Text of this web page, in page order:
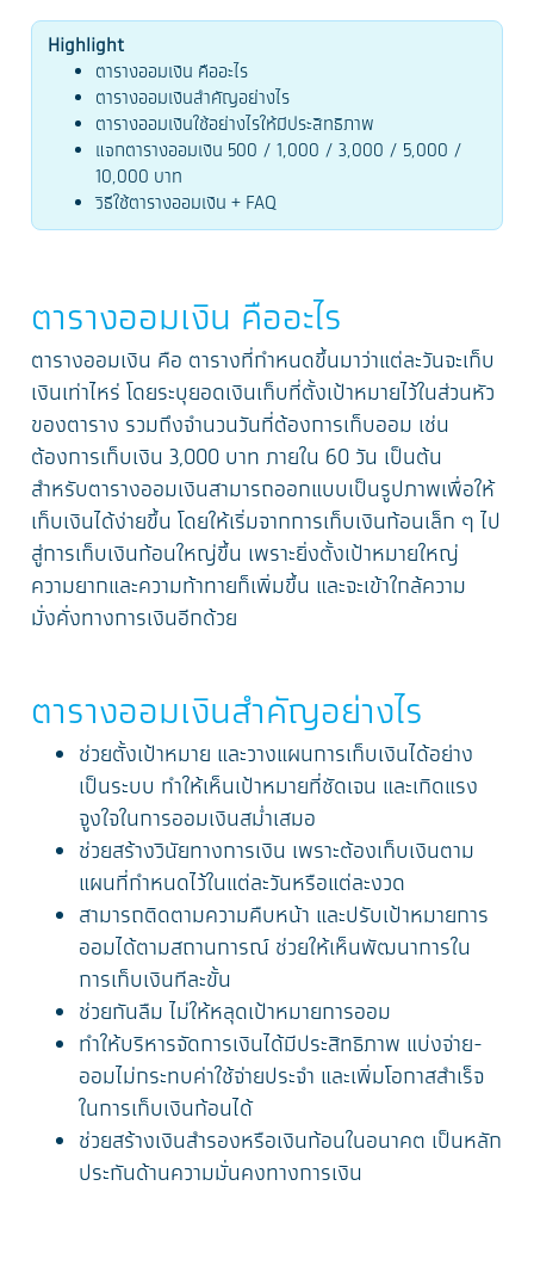
Highlight
ตารางออมเงิน คืออะไร
ตารางออมเงินสำคัญอย่างไร
ตารางออมเงินใช้อย่างไรให้มีประสิทธิภาพ
แจกตารางออมเงิน 500 / 1,000 / 3,000 / 5,000 /
10,000 บาท
วิธีใช้ตารางออมเงิน + FAQ
ตารางออมเงิน คืออะไร
ตารางออมเงิน คือ ตารางที่กำหนดขึ้นมาว่าแต่ละวันจะเก็บ
เงินเท่าไหร่ โดยระบุยอดเงินเก็บที่ตั้งเป้าหมายไว้ในส่วนหัว
ของตาราง รวมถึงจำนวนวันที่ต้องการเก็บออม เช่น
ต้องการเก็บเงิน 3,000 บาท ภายใน 60 วัน เป็นต้น
สำหรับตารางออมเงินสามารถออกแบบเป็นรูปภาพเพื่อให้
เก็บเงินได้ง่ายขึ้น โดยให้เริ่มจากการเก็บเงินก้อนเล็ก ๆ ไป
สู่การเก็บเงินก้อนใหญ่ขึ้น เพราะยิ่งตั้งเป้าหมายใหญ่
ความยากและความท้าทายก็เพิ่มขึ้น และจะเข้าใกล้ความ
มั่งคั่งทางการเงินอีกด้วย
ตารางออมเงินสำคัญอย่างไร
ช่วยตั้งเป้าหมาย และวางแผนการเก็บเงินได้อย่าง
เป็นระบบ ทำให้เห็นเป้าหมายที่ชัดเจน และเกิดแรง
จูงใจในการออมเงินสม่ำเสมอ
ช่วยสร้างวินัยทางการเงิน เพราะต้องเก็บเงินตาม
แผนที่กำหนดไว้ในแต่ละวันหรือแต่ละงวด
สามารถติดตามความคืบหน้า และปรับเป้าหมายการ
ออมได้ตามสถานการณ์ ช่วยให้เห็นพัฒนาการใน
การเก็บเงินทีละขั้น
ช่วยกันลืม ไม่ให้หลุดเป้าหมายการออม
ทำให้บริหารจัดการเงินได้มีประสิทธิภาพ แบ่งจ่าย-
ออมไม่กระทบค่าใช้จ่ายประจำ และเพิ่มโอกาสสำเร็จ
ในการเก็บเงินก้อนได้
ช่วยสร้างเงินสำรองหรือเงินก้อนในอนาคต เป็นหลัก
ประกันด้านความมั่นคงทางการเงิน